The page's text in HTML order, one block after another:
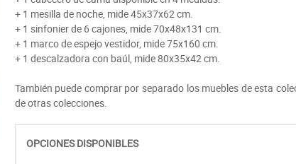
+ 1 mesilla de noche, mide 45x37x62 cm.
+ 1 sinfonier de 6 cajones, mide 70x48x131 cm.
+ 1 marco de espejo vestidor, mide 75x160 cm.
+ 1 descalzadora con baúl, mide 80x35x42 cm.
También puede comprar por separado los muebles de esta
de otras colecciones.
OPCIONES DISPONIBLES